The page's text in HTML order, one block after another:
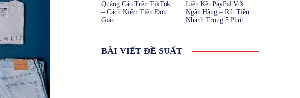
Quảng Cáo Trên TikTok
– Cách Kiếm Tiền Đơn
Giản
Liên Kết PayPal Với
Ngân Hàng – Rút Tiền
Nhanh Trong 5 Phút
BÀI VIẾT ĐỀ SUẤT